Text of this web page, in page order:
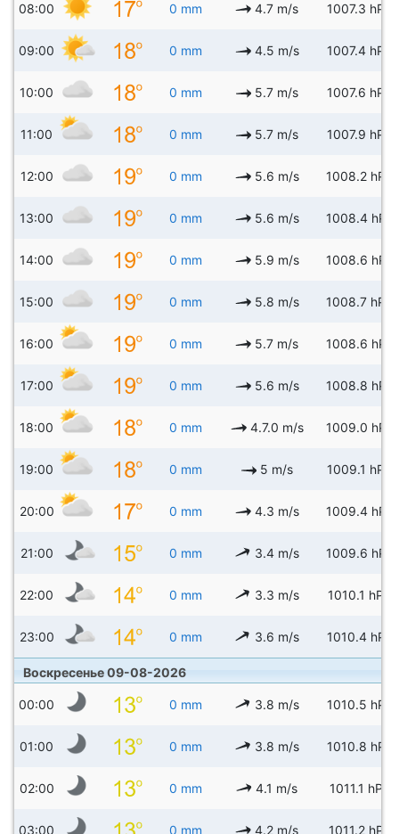
08:00 0 mm 4.7 m/s 1007.3 hPa
09:00 0 mm 4.5 m/s 1007.4 hPa
10:00 0 mm 5.7 m/s 1007.6 hPa
11:00 0 mm 5.7 m/s 1007.9 hPa
12:00 0 mm 5.6 m/s 1008.2 hPa
13:00 0 mm 5.6 m/s 1008.4 hPa
14:00 0 mm 5.9 m/s 1008.6 hPa
15:00 0 mm 5.8 m/s 1008.7 hPa
16:00 0 mm 5.7 m/s 1008.6 hPa
17:00 0 mm 5.6 m/s 1008.8 hPa
18:00 0 mm 4.7.0 m/s 1009.0 hPa
19:00 0 mm 5 m/s 1009.1 hPa
20:00 0 mm 4.3 m/s 1009.4 hPa
21:00 0 mm 3.4 m/s 1009.6 hPa
22:00 0 mm 3.3 m/s 1010.1 hPa
23:00 0 mm 3.6 m/s 1010.4 hPa
Воскресенье 09-08-2026
00:00 0 mm 3.8 m/s 1010.5 hPa
01:00 0 mm 3.8 m/s 1010.8 hPa
02:00 0 mm 4.1 m/s 1011.1 hPa
03:00 0 mm 4.2 m/s 1011.2 hPa